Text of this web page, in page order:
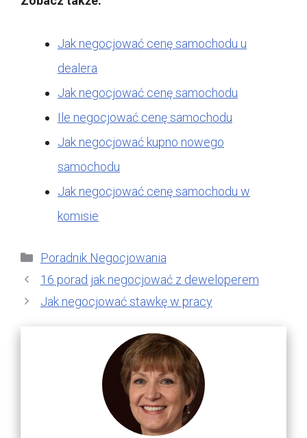
Jak negocjować cenę samochodu u
dealera
Jak negocjować cenę samochodu
Ile negocjować cenę samochodu
Jak negocjować kupno nowego
samochodu
Jak negocjować cenę samochodu w
komisie
Kategorie
Poradnik Negocjowania
16 porad jak negocjować z deweloperem
Jak negocjować stawkę w pracy